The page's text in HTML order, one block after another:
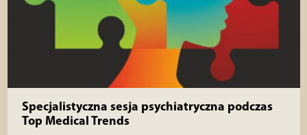
Specjalistyczna sesja psychiatryczna podczas
Top Medical Trends